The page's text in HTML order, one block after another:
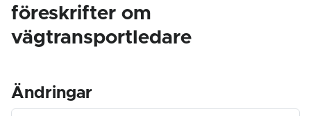
föreskrifter om
vägtransportledare
Ändringar